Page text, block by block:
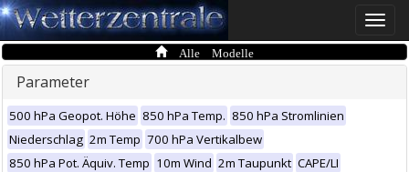
Toggle
Alle Modelle
Parameter
500 hPa Geopot. Höhe 850 hPa Temp. 850 hPa Stromlinien
Niederschlag 2m Temp 700 hPa Vertikalbew
850 hPa Pot. Äquiv. Temp 10m Wind 2m Taupunkt CAPE/LI